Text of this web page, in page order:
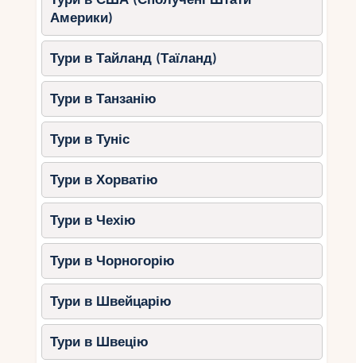
спостереження за китами.
Ідеальні види відпочинку: риболовля, нагляд за
китами, прогулянки на яхті.
5. Чьяпас та Оахака
Південні регіони Мексики восени пропонують
приємну температуру та менше опадів.
Вересень: 20–30°C, ще можливі
дощі.
Жовтень: 18–28°C, приємна суха
погода.
Листопад: 15–26°C, чудовий час для
екскурсій.
Ідеальні види відпочинку: відвідування руїн,
сінотів, заповідників.
Америки)
Тури в Тайланд (Таїланд)
Тури в Танзанію
Тури в Туніс
Тури в Хорватію
Тури в Чехію
Тури в Чорногорію
Тури в Швейцарію
Тури в Швецію